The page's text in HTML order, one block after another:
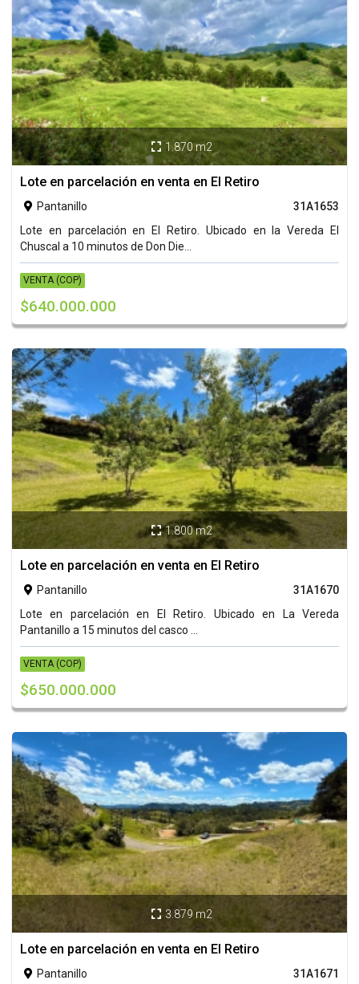
 1.870 m2
Lote en parcelación en venta en El Retiro
 Pantanillo
31A1653
Lote en parcelación en El Retiro. Ubicado en la Vereda El
Chuscal a 10 minutos de Don Die...
VENTA (COP)
$640.000.000
 1.800 m2
Lote en parcelación en venta en El Retiro
 Pantanillo
31A1670
Lote en parcelación en El Retiro. Ubicado en La Vereda
Pantanillo a 15 minutos del casco ...
VENTA (COP)
$650.000.000
 3.879 m2
Lote en parcelación en venta en El Retiro
 Pantanillo
31A1671